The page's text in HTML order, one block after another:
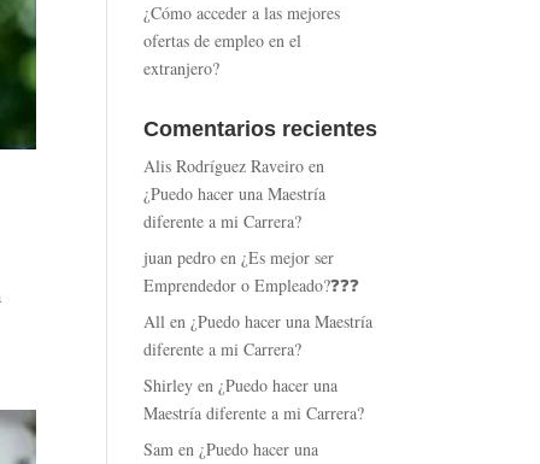
¿Cómo acceder a las mejores
ofertas de empleo en el
extranjero?
Comentarios recientes
Alis Rodríguez Raveiro en
¿Puedo hacer una Maestría
diferente a mi Carrera?
juan pedro en¿Es mejor ser
Emprendedor o Empleado?❓❓❓
All en¿Puedo hacer una Maestría
diferente a mi Carrera?
Shirley en¿Puedo hacer una
Maestría diferente a mi Carrera?
Sam en¿Puedo hacer una